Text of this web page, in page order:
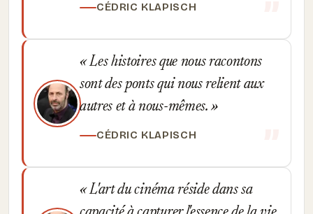
CÉDRIC KLAPISCH
Les histoires que nous racontons
sont des ponts qui nous relient aux
autres et à nous-mêmes.
CÉDRIC KLAPISCH
L'art du cinéma réside dans sa